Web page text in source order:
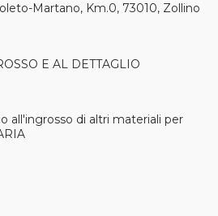
Martano, Km.0, 73010, Zollino
E AL DETTAGLIO
all'ingrosso di altri materiali per